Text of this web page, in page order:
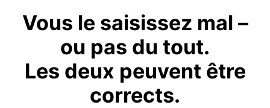
Vous le saisissez mal –
ou pas du tout.
Les deux peuvent être
corrects.